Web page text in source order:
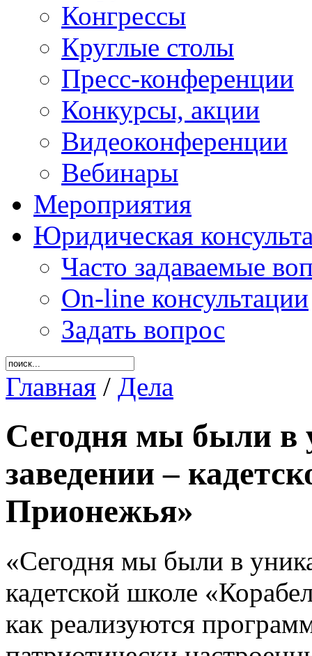
Конгрессы
Круглые столы
Пресс-конференции
Конкурсы, акции
Видеоконференции
Вебинары
Мероприятия
Юридическая
Часто задаваемые
On-line консультации
Задать вопрос
Главная / Дела
Сегодня мы были в
заведении –
Прионежья»
«Сегодня мы были в
кадетской школе
как реализуются